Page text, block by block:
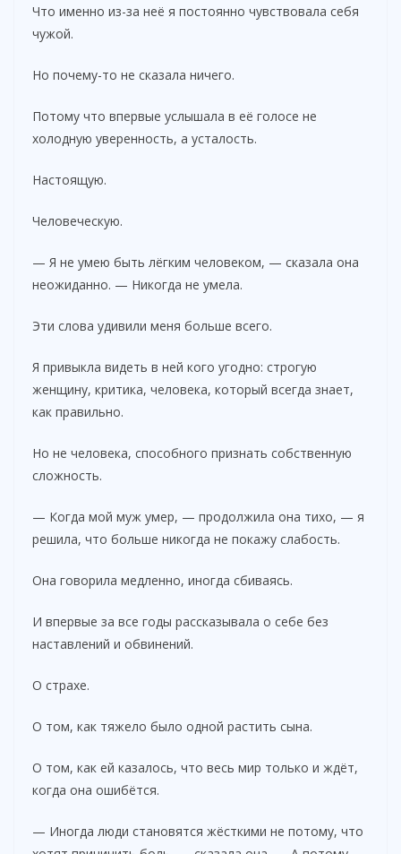
Что именно из-за неё я постоянно чувствовала себя
чужой.
Но почему-то не сказала ничего.
Потому что впервые услышала в её голосе не
холодную уверенность, а усталость.
Настоящую.
Человеческую.
— Я не умею быть лёгким человеком, — сказала она
неожиданно. — Никогда не умела.
Эти слова удивили меня больше всего.
Я привыкла видеть в ней кого угодно: строгую
женщину, критика, человека, который всегда знает,
как правильно.
Но не человека, способного признать собственную
сложность.
— Когда мой муж умер, — продолжила она тихо, — я
решила, что больше никогда не покажу слабость.
Она говорила медленно, иногда сбиваясь.
И впервые за все годы рассказывала о себе без
наставлений и обвинений.
О страхе.
О том, как тяжело было одной растить сына.
О том, как ей казалось, что весь мир только и ждёт,
когда она ошибётся.
— Иногда люди становятся жёсткими не потому, что